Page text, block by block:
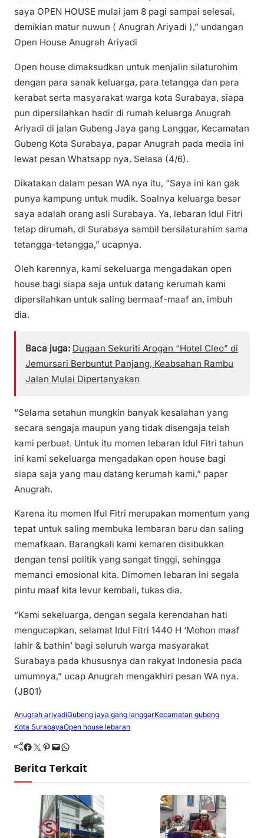
saya OPEN HOUSE mulai jam 8 pagi sampai selesai,
demikian matur nuwun ( Anugrah Ariyadi ),” undangan
Open House Anugrah Ariyadi
Open house dimaksudkan untuk menjalin silaturohim
dengan para sanak keluarga, para tetangga dan para
kerabat serta masyarakat warga kota Surabaya, siapa
pun dipersilahkan hadir di rumah keluarga Anugrah
Ariyadi di jalan Gubeng Jaya gang Langgar, Kecamatan
Gubeng Kota Surabaya, papar Anugrah pada media ini
lewat pesan Whatsapp nya, Selasa (4/6).
Dikatakan dalam pesan WA nya itu, “Saya ini kan gak
punya kampung untuk mudik. Soalnya keluarga besar
saya adalah orang asli Surabaya. Ya, lebaran Idul Fitri
tetap dirumah, di Surabaya sambil bersilaturahim sama
tetangga-tetangga,” ucapnya.
Oleh karennya, kami sekeluarga mengadakan open
house bagi siapa saja untuk datang kerumah kami
dipersilahkan untuk saling bermaaf-maaf an, imbuh
dia.
Baca juga: Dugaan Sekuriti Arogan “Hotel Cleo” di
Jemursari Berbuntut Panjang, Keabsahan Rambu
Jalan Mulai Dipertanyakan
“Selama setahun mungkin banyak kesalahan yang
secara sengaja maupun yang tidak disengaja telah
kami perbuat. Untuk itu momen lebaran Idul Fitri tahun
ini kami sekeluarga mengadakan open house bagi
siapa saja yang mau datang kerumah kami,” papar
Anugrah.
Karena itu momen Iful Fitri merupakan momentum yang
tepat untuk saling membuka lembaran baru dan saling
memafkaan. Barangkali kami kemaren disibukkan
dengan tensi politik yang sangat tinggi, sehingga
memanci emosional kita. Dimomen lebaran ini segala
pintu maaf kita levur kembali, tukas dia.
“Kami sekeluarga, dengan segala kerendahan hati
mengucapkan, selamat Idul Fitri 1440 H ‘Mohon maaf
lahir & bathin’ bagi seluruh warga masyarakat
Surabaya pada khususnya dan rakyat Indonesia pada
umumnya,” ucap Anugrah mengakhiri pesan WA nya.
(JB01)
Anugrah ariyadiGubeng jaya gang langgarKecamatan gubeng
Kota SurabayaOpen house lebaran
Facebook Twitter Pinterest Mail WhatsApp
Berita Terkait
Peristiwa